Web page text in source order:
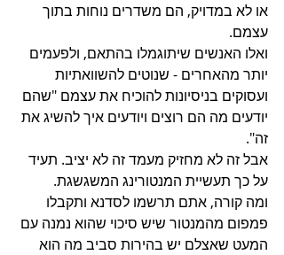
או לא במדויק, הם משדרים נוחות בתוך
עצמם.
ואלו האנשים שיתוגמלו בהתאם, ולפעמים
יותר מהאחרים - שנוטים להשוואתיות
ועסוקים בניסיונות להוכיח את עצמם "שהם
יודעים מה הם רוצים ויודעים איך להשיג את
זה".
אבל זה לא מחזיק מעמד זה לא יציב. תעיד
על כך תעשיית המנטורינג המשגשגת.
ומה קורה, אתם תרשמו לסדנא ותקבלו
פמפום מהמנטור שיש סיכוי שהוא נמנה עם
המעט שאצלם יש בהירות סביב מה הוא